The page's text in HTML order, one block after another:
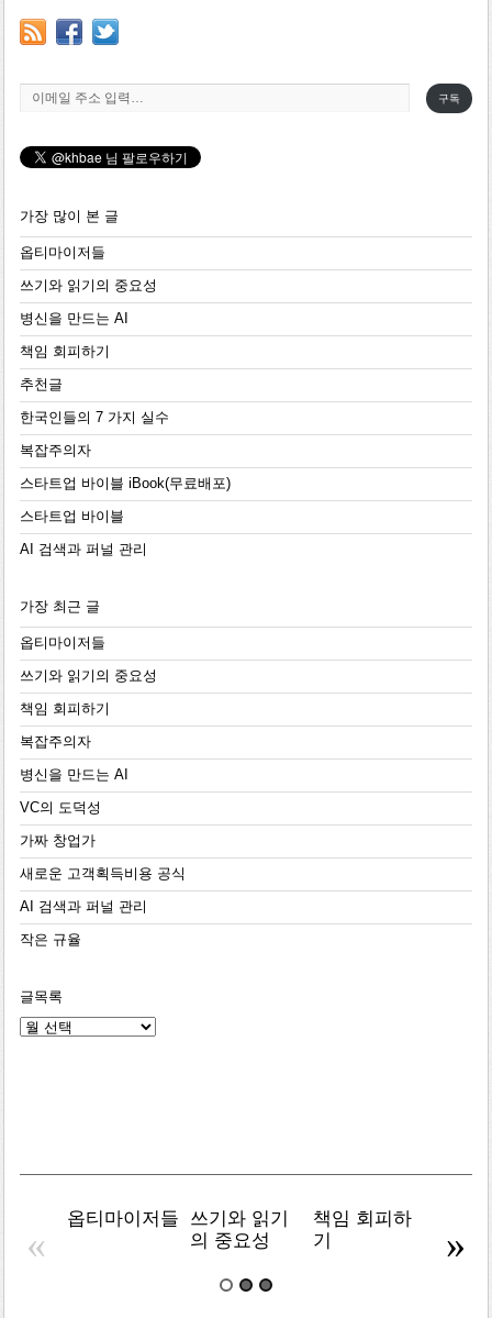
이메일 주소 입력…
구독
가장 많이 본 글
옵티마이저들
쓰기와 읽기의 중요성
병신을 만드는 AI
책임 회피하기
추천글
한국인들의 7 가지 실수
복잡주의자
스타트업 바이블 iBook(무료배포)
스타트업 바이블
AI 검색과 퍼널 관리
가장 최근 글
옵티마이저들
쓰기와 읽기의 중요성
책임 회피하기
복잡주의자
병신을 만드는 AI
VC의 도덕성
가짜 창업가
새로운 고객획득비용 공식
AI 검색과 퍼널 관리
작은 규율
글목록
글
옵티마이저들
쓰기와 읽기
의 중요성
책임 회피하
기
« »